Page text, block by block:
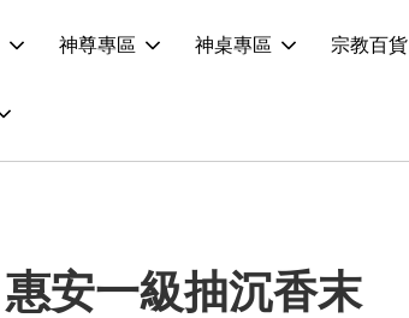
神尊專區 神桌專區 宗教百貨
惠安一級抽沉香末